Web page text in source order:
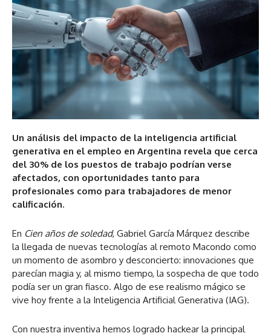
Un análisis del impacto de la inteligencia artificial
generativa en el empleo en Argentina revela que cerca
del 30% de los puestos de trabajo podrían verse
afectados, con oportunidades tanto para
profesionales como para trabajadores de menor
calificación.
En Cien años de soledad, Gabriel García Márquez describe
la llegada de nuevas tecnologías al remoto Macondo como
un momento de asombro y desconcierto: innovaciones que
parecían magia y, al mismo tiempo, la sospecha de que todo
podía ser un gran fiasco. Algo de ese realismo mágico se
vive hoy frente a la Inteligencia Artificial Generativa (IAG).
Con nuestra inventiva hemos logrado hackear la principal